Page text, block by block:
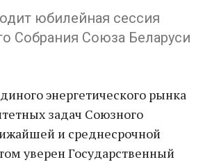
юбилейная сессия
Собрания Союза Беларуси
энергетического рынка
задач Союзного
и среднесрочной
уверен Государственный